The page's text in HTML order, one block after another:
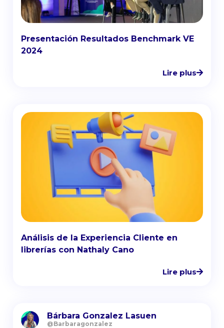
Presentación Resultados Benchmark VE
2024
Lire plus
Análisis de la Experiencia Cliente en
librerías con Nathaly Cano
Lire plus
Bárbara Gonzalez Lasuen
@Barbaragonzalez